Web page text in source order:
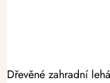
Dřevěné zahradní